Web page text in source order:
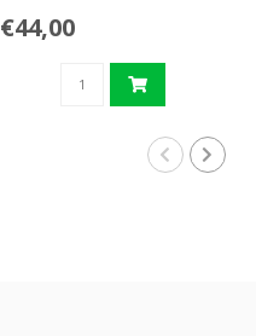
€44,00